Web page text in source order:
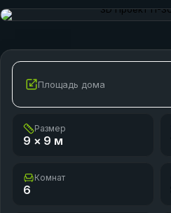
Площадь дома
Размер
9 × 9 м
Комнат
6